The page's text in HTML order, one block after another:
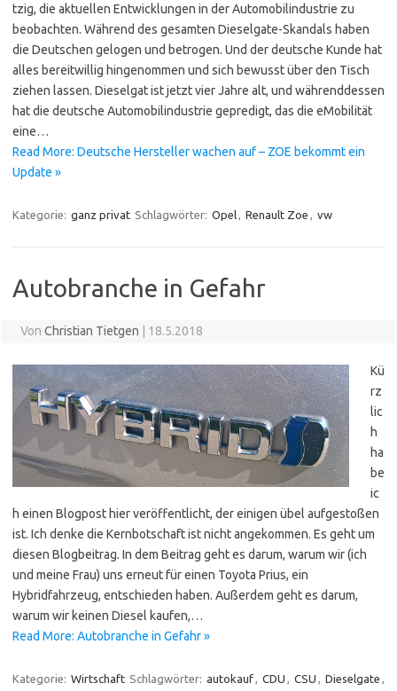
tzig, die aktuellen Entwicklungen in der Automobilindustrie zu
beobachten. Während des gesamten Dieselgate-Skandals haben
die Deutschen gelogen und betrogen. Und der deutsche Kunde hat
alles bereitwillig hingenommen und sich bewusst über den Tisch
ziehen lassen. Dieselgat ist jetzt vier Jahre alt, und währenddessen
hat die deutsche Automobilindustrie gepredigt, das die eMobilität
eine…
Read More: Deutsche Hersteller wachen auf – ZOE bekommt ein
Update »
Kategorie: ganz privat Schlagwörter: Opel Renault Zoe vw
Autobranche in Gefahr
Von Christian Tietgen | 18.5.2018
Kü
rz
lic
h
ha
be
ic
h einen Blogpost hier veröffentlicht, der einigen übel aufgestoßen
ist. Ich denke die Kernbotschaft ist nicht angekommen. Es geht um
diesen Blogbeitrag. In dem Beitrag geht es darum, warum wir (ich
und meine Frau) uns erneut für einen Toyota Prius, ein
Hybridfahrzeug, entschieden haben. Außerdem geht es darum,
warum wir keinen Diesel kaufen,…
Read More: Autobranche in Gefahr »
Kategorie: Wirtschaft Schlagwörter: autokauf CDU CSU Dieselgate